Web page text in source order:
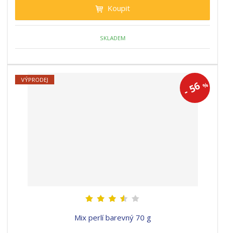
Koupit
SKLADEM
-56%
VÝPRODEJ
Mix perlí barevný 70 g